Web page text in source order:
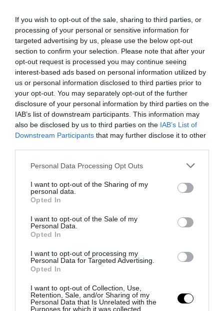
If you wish to opt-out of the sale, sharing to third parties, or
processing of your personal or sensitive information for
targeted advertising by us, please use the below opt-out
section to confirm your selection. Please note that after your
opt-out request is processed you may continue seeing
interest-based ads based on personal information utilized by
us or personal information disclosed to third parties prior to
your opt-out. You may separately opt-out of the further
disclosure of your personal information by third parties on the
IAB’s list of downstream participants. This information may
also be disclosed by us to third parties on the IAB’s List of
Downstream Participants that may further disclose it to other
Please note that this website/app uses one or more Google
not limited to your visit or usage behaviour. You may click to
grant or deny consent to Google and its third-party tags to
use your data for below specified purposes in below Google
consent section.
Personal Data Processing Opt Outs
I want to opt-out of the Sharing of my
personal data.
Opted In
I want to opt-out of the Sale of my
Personal Data.
Opted In
I want to opt-out of processing my
Personal Data for Targeted Advertising.
Opted In
I want to opt-out of Collection, Use,
Retention, Sale, and/or Sharing of my
Personal Data that Is Unrelated with the
Purposes for which it was collected.
7 Agosto 2026
Bonaccini e il mito delle barricate di Parma: quando
l’antifascismo copia il fascismo